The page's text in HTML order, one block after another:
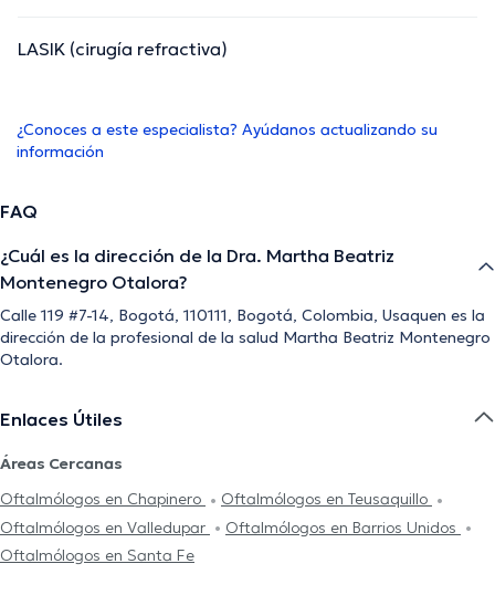
LASIK (cirugía refractiva)
¿Conoces a este especialista? Ayúdanos actualizando su
información
FAQ
¿Cuál es la dirección de la Dra. Martha Beatriz
Montenegro Otalora?
Calle 119 #7-14, Bogotá, 110111, Bogotá, Colombia, Usaquen es la
dirección de la profesional de la salud Martha Beatriz Montenegro
Otalora.
Enlaces Útiles
Áreas Cercanas
Oftalmólogos en Chapinero
Oftalmólogos en Teusaquillo
Oftalmólogos en Valledupar
Oftalmólogos en Barrios Unidos
Oftalmólogos en Santa Fe